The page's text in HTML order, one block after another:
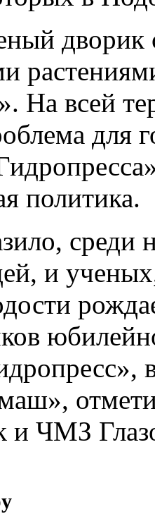
дворик
На всей
для
политика.
среди
и
и ЧМЗ